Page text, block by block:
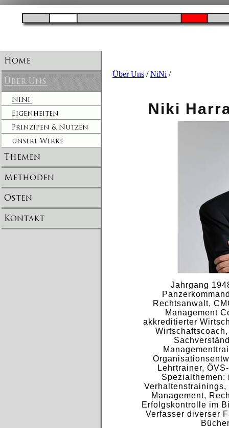
Über Uns /NiNi /
Niki
Jahrgang
Rechtsanwalt,
Management
akkreditierter
Lehrtrainer,
Spezialthemen:
Management,
Erfolgskontrolle im
Verfasser diverser